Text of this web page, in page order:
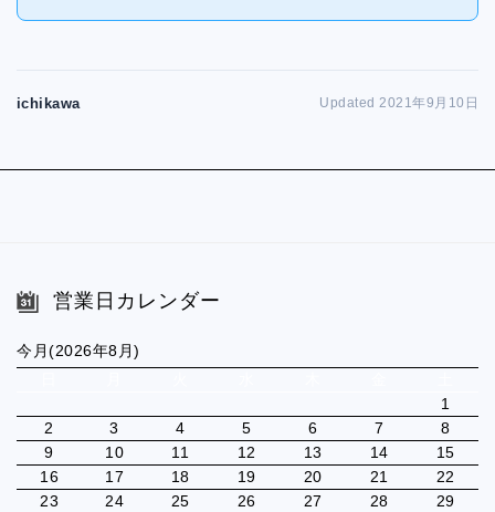
ichikawa Updated 2021年9月10日
営業日カレンダー
今月(2026年8月)
1
2
3 4 5 6 7
8
9
10 11 12 13 14
15
16
17 18 19 20 21
22
23
24 25 26 27 28
29